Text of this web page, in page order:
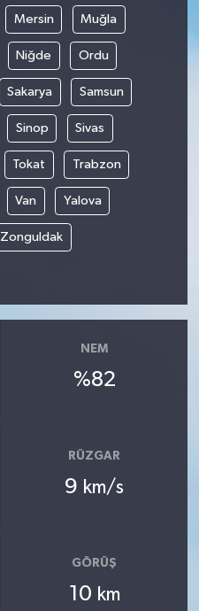
Mersin Muğla
Niğde Ordu
Sakarya Samsun
Sinop Sivas
Tokat Trabzon
Van Yalova
Zonguldak
NEM
%82
RÜZGAR
9 km/s
GÖRÜŞ
10 km